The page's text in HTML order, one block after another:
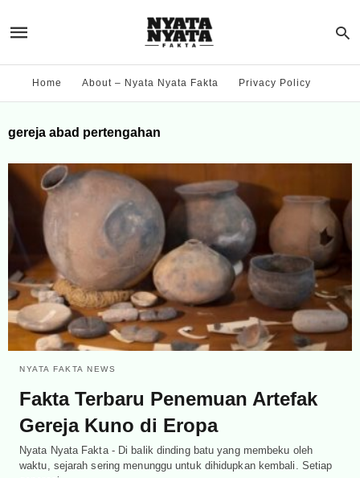
Home About – Nyata Nyata Fakta Privacy Policy
gereja abad pertengahan
NYATA FAKTA NEWS
Fakta Terbaru Penemuan Artefak
Gereja Kuno di Eropa
Nyata Nyata Fakta - Di balik dinding batu yang membeku oleh
waktu, sejarah sering menunggu untuk dihidupkan kembali. Setiap